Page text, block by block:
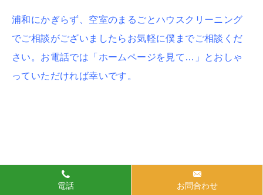
浦和にかぎらず、空室のまるごとハウスクリーニング
でご相談がございましたらお気軽に僕までご相談くだ
さい。お電話では「ホームページを見て…」とおしゃ
っていただければ幸いです。
電話 お問合わせ